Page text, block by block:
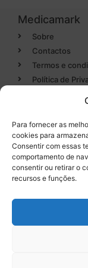
Para fornecer as
cookies para
Consentir com essas
comportamento de
consentir ou retirar o
recursos e funções.
Medicamark
Sobre
Contactos
Termos e
Política de
Categorias
Endodontia
Higiene Oral